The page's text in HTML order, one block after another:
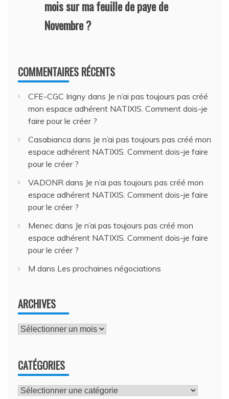
mois sur ma feuille de paye de
Novembre ?
COMMENTAIRES RÉCENTS
CFE-CGC Irigny dans Je n’ai pas toujours pas créé
mon espace adhérent NATIXIS. Comment dois-je
faire pour le créer ?
Casabianca dans Je n’ai pas toujours pas créé mon
espace adhérent NATIXIS. Comment dois-je faire
pour le créer ?
VADONR dans Je n’ai pas toujours pas créé mon
espace adhérent NATIXIS. Comment dois-je faire
pour le créer ?
Menec dans Je n’ai pas toujours pas créé mon
espace adhérent NATIXIS. Comment dois-je faire
pour le créer ?
M dans Les prochaines négociations
ARCHIVES
Archives
CATÉGORIES
Catégories